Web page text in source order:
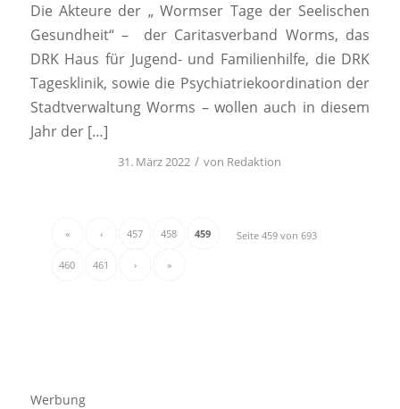
Die Akteure der „ Wormser Tage der Seelischen
Gesundheit“ – der Caritasverband Worms, das
DRK Haus für Jugend- und Familienhilfe, die DRK
Tagesklinik, sowie die Psychiatriekoordination der
Stadtverwaltung Worms – wollen auch in diesem
Jahr der […]
31. März 2022 / von Redaktion
Seite 459 von 693
« ‹ 457 458 459
460 461 › »
Werbung